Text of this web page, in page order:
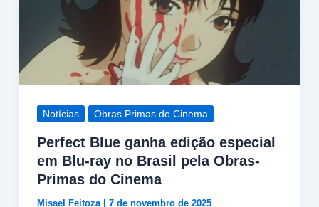
Notícias Obras Primas do Cinema
Perfect Blue ganha edição especial
em Blu-ray no Brasil pela Obras-
Primas do Cinema
Misael Feitoza 7 de novembro de 2025